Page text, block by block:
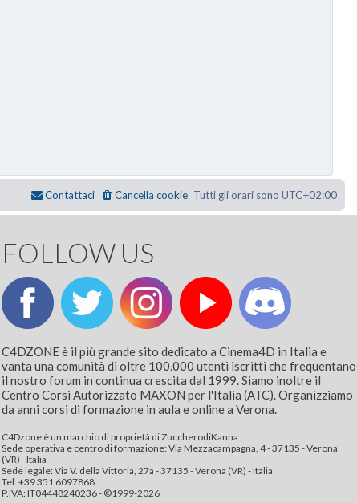
Tutti gli orari sono UTC+02:00
Cancella cookie
Contattaci
FOLLOW US
C4DZONE è il più grande sito dedicato a Cinema4D in Italia e
vanta una comunità di oltre 100.000 utenti iscritti che frequentano
il nostro forum in continua crescita dal 1999. Siamo inoltre il
Centro Corsi Autorizzato MAXON per l'Italia (ATC). Organizziamo
da anni corsi di formazione in aula e online a Verona.
C4Dzone è un marchio di proprietà di ZuccherodiKanna
Sede operativa e centro di formazione: Via Mezzacampagna, 4 - 37135 - Verona
(VR) - Italia
Sede legale: Via V. della Vittoria, 27a - 37135 - Verona (VR) - Italia
Tel: +39 351 6097868‬
P.IVA: IT04448240236 - ©1999-2026